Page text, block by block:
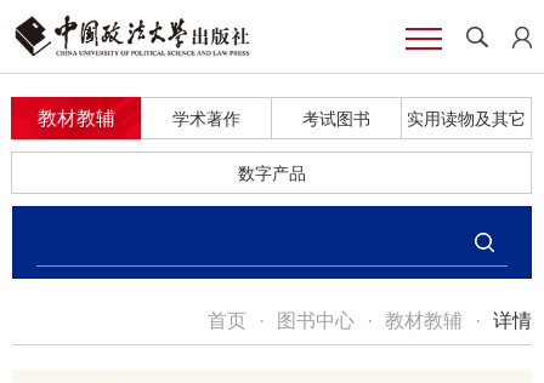
教材教辅 学术著作 考试图书 实用读物及其它
数字产品
首页 · 图书中心 · 教材教辅 · 详情